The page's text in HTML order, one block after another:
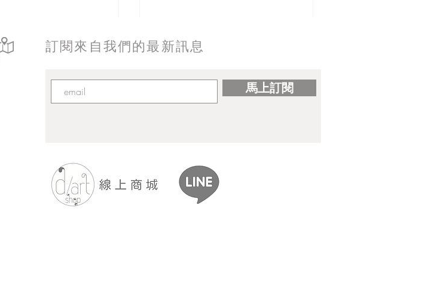
馬上訂閱
訂閱來自我們的最新訊息